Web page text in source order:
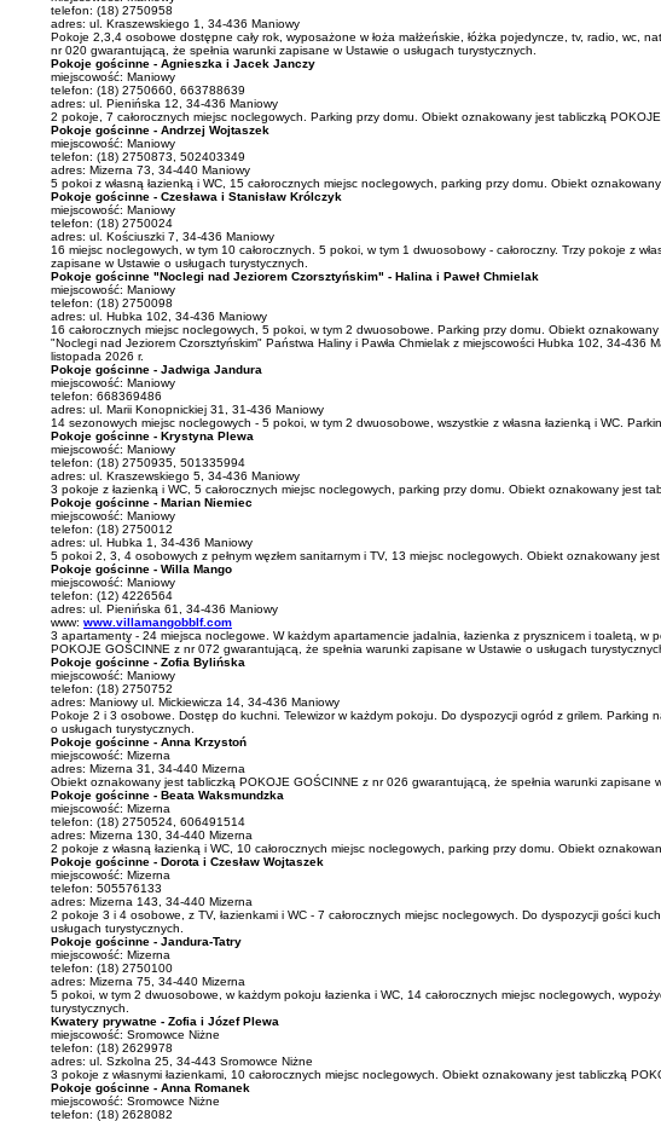
telefon: (18) 2750958
adres: ul. Kraszewskiego 1, 34-436 Maniowy
Pokoje 2,3,4 osobowe dostępne cały rok, wyposażone w łoża małżeńskie, łóżka pojedyncze, tv, radio,
nr 020 gwarantującą, że spełnia warunki zapisane w Ustawie o usługach turystycznych.
Pokoje gościnne - Agnieszka i Jacek Janczy
miejscowość: Maniowy
telefon: (18) 2750660, 663788639
adres: ul. Pienińska 12, 34-436 Maniowy
2 pokoje, 7 całorocznych miejsc noclegowych. Parking przy domu. Obiekt oznakowany jest tabliczką
Pokoje gościnne - Andrzej Wojtaszek
miejscowość: Maniowy
telefon: (18) 2750873, 502403349
adres: Mizerna 73, 34-440 Maniowy
5 pokoi z własną łazienką i WC, 15 całorocznych miejsc noclegowych, parking przy domu. Obiekt
Pokoje gościnne - Czesława i Stanisław Królczyk
miejscowość: Maniowy
telefon: (18) 2750024
adres: ul. Kościuszki 7, 34-436 Maniowy
16 miejsc noclegowych, w tym 10 całorocznych. 5 pokoi, w tym 1 dwuosobowy - całoroczny. Trzy pokoje z
zapisane w Ustawie o usługach turystycznych.
Pokoje gościnne "Noclegi nad Jeziorem Czorsztyńskim" - Halina i Paweł Chmielak
miejscowość: Maniowy
telefon: (18) 2750098
adres: ul. Hubka 102, 34-436 Maniowy
16 całorocznych miejsc noclegowych, 5 pokoi, w tym 2 dwuosobowe. Parking przy domu. Obiekt
"Noclegi nad Jeziorem Czorsztyńskim" Państwa Haliny i Pawła Chmielak z miejscowości Hubka 102, 34-
listopada 2026 r.
Pokoje gościnne - Jadwiga Jandura
miejscowość: Maniowy
telefon: 668369486
adres: ul. Marii Konopnickiej 31, 31-436 Maniowy
14 sezonowych miejsc noclegowych - 5 pokoi, w tym 2 dwuosobowe, wszystkie z własna łazienką i WC.
Pokoje gościnne - Krystyna Plewa
miejscowość: Maniowy
telefon: (18) 2750935, 501335994
adres: ul. Kraszewskiego 5, 34-436 Maniowy
3 pokoje z łazienką i WC, 5 całorocznych miejsc noclegowych, parking przy domu. Obiekt oznakowany jest
Pokoje gościnne - Marian Niemiec
miejscowość: Maniowy
telefon: (18) 2750012
adres: ul. Hubka 1, 34-436 Maniowy
5 pokoi 2, 3, 4 osobowych z pełnym węzłem sanitarnym i TV, 13 miejsc noclegowych. Obiekt oznakowany
Pokoje gościnne - Willa Mango
miejscowość: Maniowy
telefon: (12) 4226564
adres: ul. Pienińska 61, 34-436 Maniowy
www: www.villamangobblf.com
3 apartamenty - 24 miejsca noclegowe. W każdym apartamencie jadalnia, łazienka z prysznicem i toaletą,
POKOJE GOŚCINNE z nr 072 gwarantującą, że spełnia warunki zapisane w Ustawie o usługach
Pokoje gościnne - Zofia Bylińska
miejscowość: Maniowy
telefon: (18) 2750752
adres: Maniowy ul. Mickiewicza 14, 34-436 Maniowy
Pokoje 2 i 3 osobowe. Dostęp do kuchni. Telewizor w każdym pokoju. Do dyspozycji ogród z grilem.
o usługach turystycznych.
Pokoje gościnne - Anna Krzystoń
miejscowość: Mizerna
adres: Mizerna 31, 34-440 Mizerna
Obiekt oznakowany jest tabliczką POKOJE GOŚCINNE z nr 026 gwarantującą, że spełnia warunki zapisane
Pokoje gościnne - Beata Waksmundzka
miejscowość: Mizerna
telefon: (18) 2750524, 606491514
adres: Mizerna 130, 34-440 Mizerna
2 pokoje z własną łazienką i WC, 10 całorocznych miejsc noclegowych, parking przy domu. Obiekt
Pokoje gościnne - Dorota i Czesław Wojtaszek
miejscowość: Mizerna
telefon: 505576133
adres: Mizerna 143, 34-440 Mizerna
2 pokoje 3 i 4 osobowe, z TV, łazienkami i WC - 7 całorocznych miejsc noclegowych. Do dyspozycji gości
usługach turystycznych.
Pokoje gościnne - Jandura-Tatry
miejscowość: Mizerna
telefon: (18) 2750100
adres: Mizerna 75, 34-440 Mizerna
5 pokoi, w tym 2 dwuosobowe, w każdym pokoju łazienka i WC, 14 całorocznych miejsc noclegowych,
turystycznych.
Kwatery prywatne - Zofia i Józef Plewa
miejscowość: Sromowce Niżne
telefon: (18) 2629978
adres: ul. Szkolna 25, 34-443 Sromowce Niżne
3 pokoje z własnymi łazienkami, 10 całorocznych miejsc noclegowych. Obiekt oznakowany jest tabliczką
Pokoje gościnne - Anna Romanek
miejscowość: Sromowce Niżne
telefon: (18) 2628082